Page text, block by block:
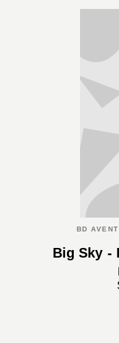
BD
Big Sky -